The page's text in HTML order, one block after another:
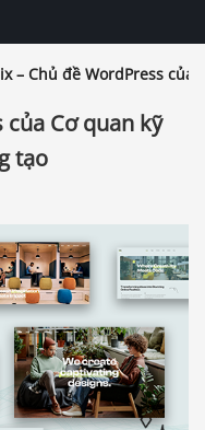
– Chủ đề WordPress
của Cơ quan kỹ
tạo